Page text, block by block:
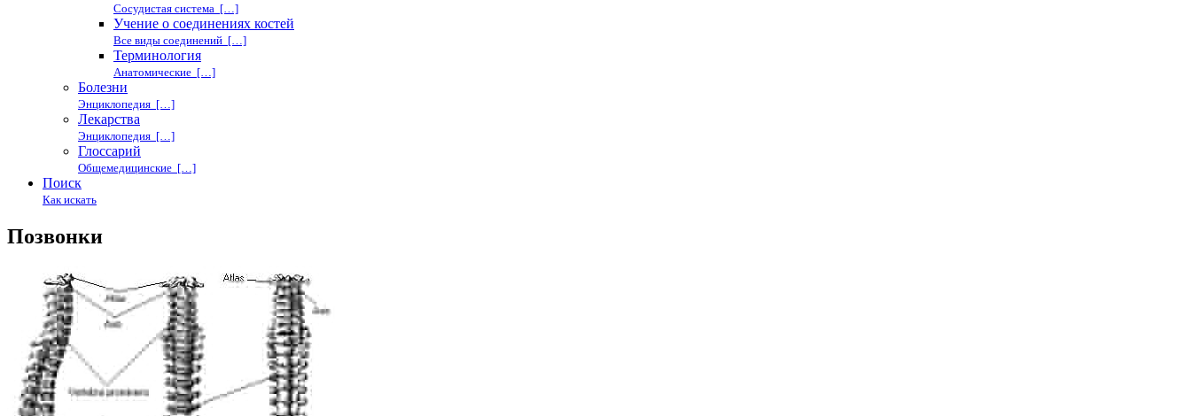
Сосудистая система […]
Учение о соединениях костей
Все виды соединений […]
Терминология
Анатомические […]
Болезни
Энциклопедия […]
Лекарства
Энциклопедия […]
Глоссарий
Общемедицинские […]
Поиск
Как искать
Позвонки